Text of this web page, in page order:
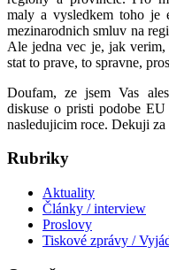
maly a vysledkem toho je
mezinarodnich smluv na
Ale jedna vec je, jak
stat to prave, to spravne,
Doufam, ze jsem Vas
diskuse o pristi podobe
nasledujicim roce. Dekuji za
Rubriky
Aktuality
Články / interview
Proslovy
Tiskové zprávy /